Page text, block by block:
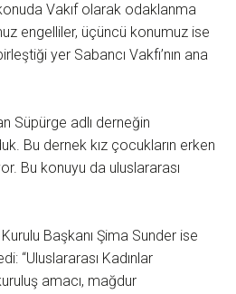
Vakıf olarak odaklanma
engelliler, üçüncü konumuz ise
yer Sabancı Vakfı’nın ana
Süpürge adlı derneğin
Bu dernek kız çocukların erken
Bu konuyu da uluslararası
Başkanı Şima Sunder ise
“Uluslararası Kadınlar
amacı, mağdur